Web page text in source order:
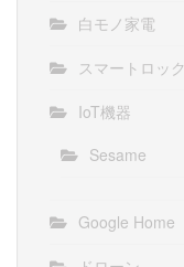
白モノ家電
スマートロック
IoT機器
Sesame
Google Home